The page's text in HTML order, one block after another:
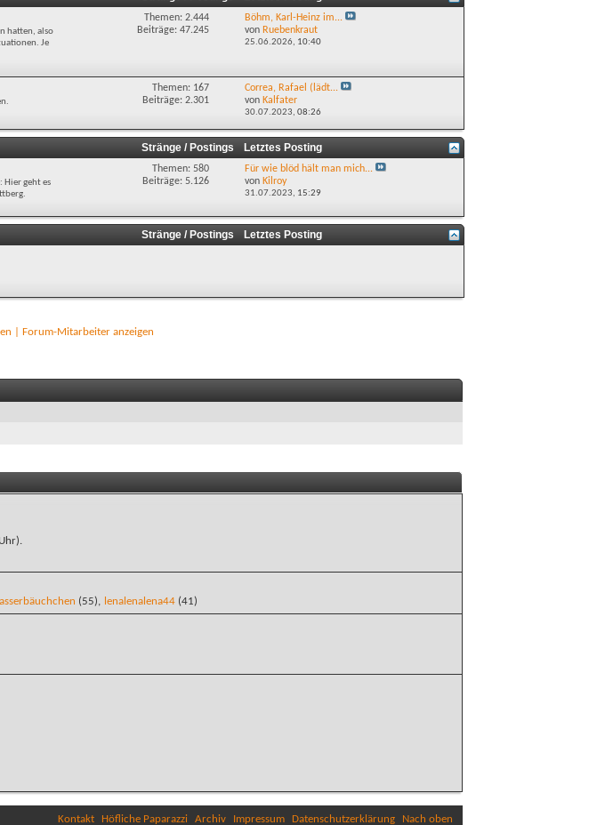
hatten, also
Je
Themen: 2.444
Beiträge: 47.245
Böhm, Karl-Heinz im...
von Ruebenkraut
25.06.2026, 10:40
Themen: 167
Beiträge: 2.301
Correa, Rafael (lädt...
von Kalfater
30.07.2023,08:26
Stränge / Postings Letztes Posting
Hier geht es
Themen: 580
Beiträge: 5.126
Für wie blöd hält man mich...
von Kilroy
31.07.2023, 15:29
Stränge / Postings Letztes Posting
Forum-Mitarbeiter anzeigen
Uhr).
(55), lenalenalena44 (41)
Kontakt Höfliche Paparazzi Archiv Impressum Datenschutzerklärung Nach oben